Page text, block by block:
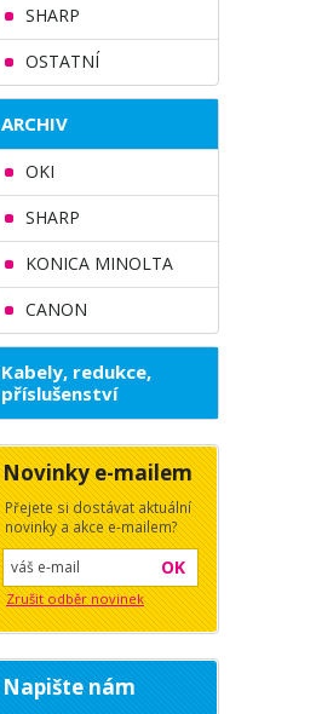
SHARP
OSTATNÍ
ARCHIV
OKI
SHARP
KONICA MINOLTA
CANON
Kabely, redukce,
příslušenství
Novinky e-mailem
Přejete si dostávat aktuální
novinky a akce e-mailem?
OK
Zrušit odběr novinek
Napište nám